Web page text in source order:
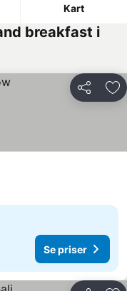
Kart
breakfast i
Del
Se priser